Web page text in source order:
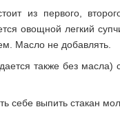
из первого,
овощной легкий
Масло не добавлять.
также без
себе выпить стакан